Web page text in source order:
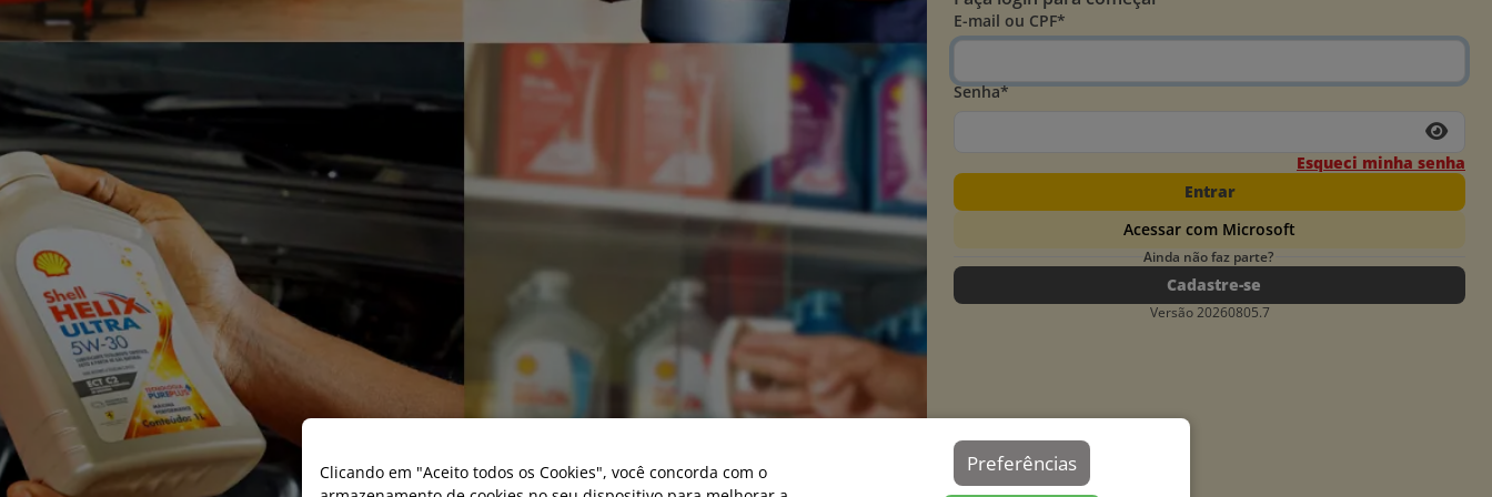
Clicando em "Aceito todos os Cookies", você concorda com o
Preferências
E-mail ou CPF*
Senha*
Esqueci minha senha
Entrar
Acessar com Microsoft
Ainda não faz parte?
Cadastre-se
Versão 20260805.7